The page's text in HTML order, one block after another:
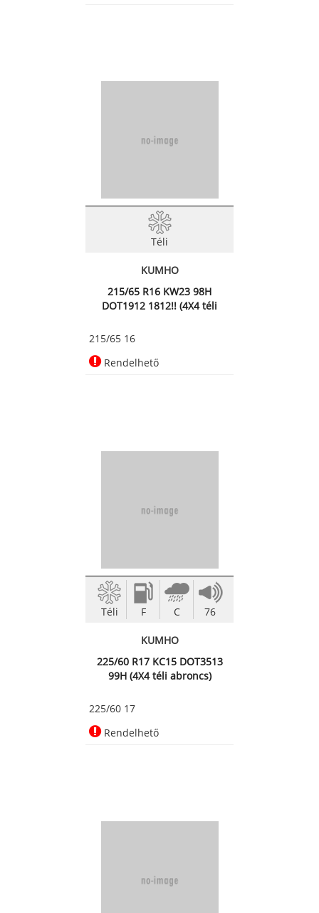
Téli
KUMHO
215/65 R16 KW23 98H
DOT1912 1812!! (4X4 téli
215/65 16
Rendelhető
Téli F C 76
KUMHO
225/60 R17 KC15 DOT3513
99H (4X4 téli abroncs)
225/60 17
Rendelhető